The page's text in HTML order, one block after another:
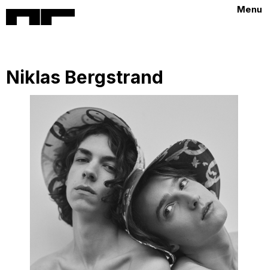
Menu
Niklas Bergstrand